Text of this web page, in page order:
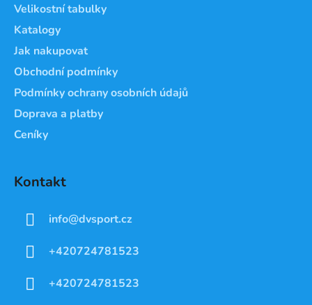
Velikostní tabulky
Katalogy
Jak nakupovat
Obchodní podmínky
Podmínky ochrany osobních údajů
Doprava a platby
Ceníky
Kontakt
info@dvsport.cz
+420724781523
+420724781523